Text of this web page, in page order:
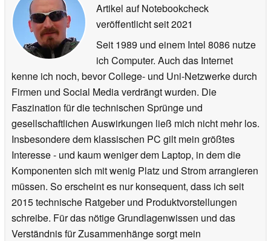
Artikel auf Notebookcheck
veröffentlichtseit 2021
Seit 1989 und einem Intel 8086 nutze
ich Computer. Auch das Internet
kenne ich noch, bevor College- und Uni-Netzwerke durch
Firmen und Social Media verdrängt wurden. Die
Faszination für die technischen Sprünge und
gesellschaftlichen Auswirkungen ließ mich nicht mehr los.
Insbesondere dem klassischen PC gilt mein größtes
Interesse - und kaum weniger dem Laptop, in dem die
Komponenten sich mit wenig Platz und Strom arrangieren
müssen. So erscheint es nur konsequent, dass ich seit
2015 technische Ratgeber und Produktvorstellungen
schreibe. Für das nötige Grundlagenwissen und das
Verständnis für Zusammenhänge sorgt mein